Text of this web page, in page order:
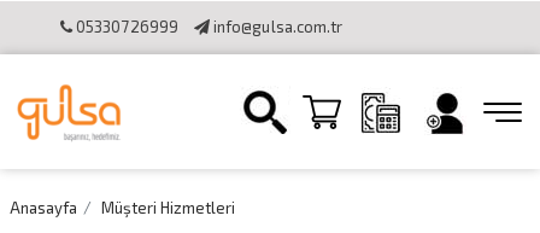
05330726999 info@gulsa.com.tr
Hizmetleri Online Tahsilat Kullanımı
Anasayfa Müşteri Hizmetleri